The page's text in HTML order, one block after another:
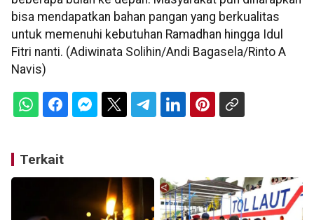
bisa mendapatkan bahan pangan yang berkualitas
untuk memenuhi kebutuhan Ramadhan hingga Idul
Fitri nanti. (Adiwinata Solihin/Andi Bagasela/Rinto A
Navis)
Terkait